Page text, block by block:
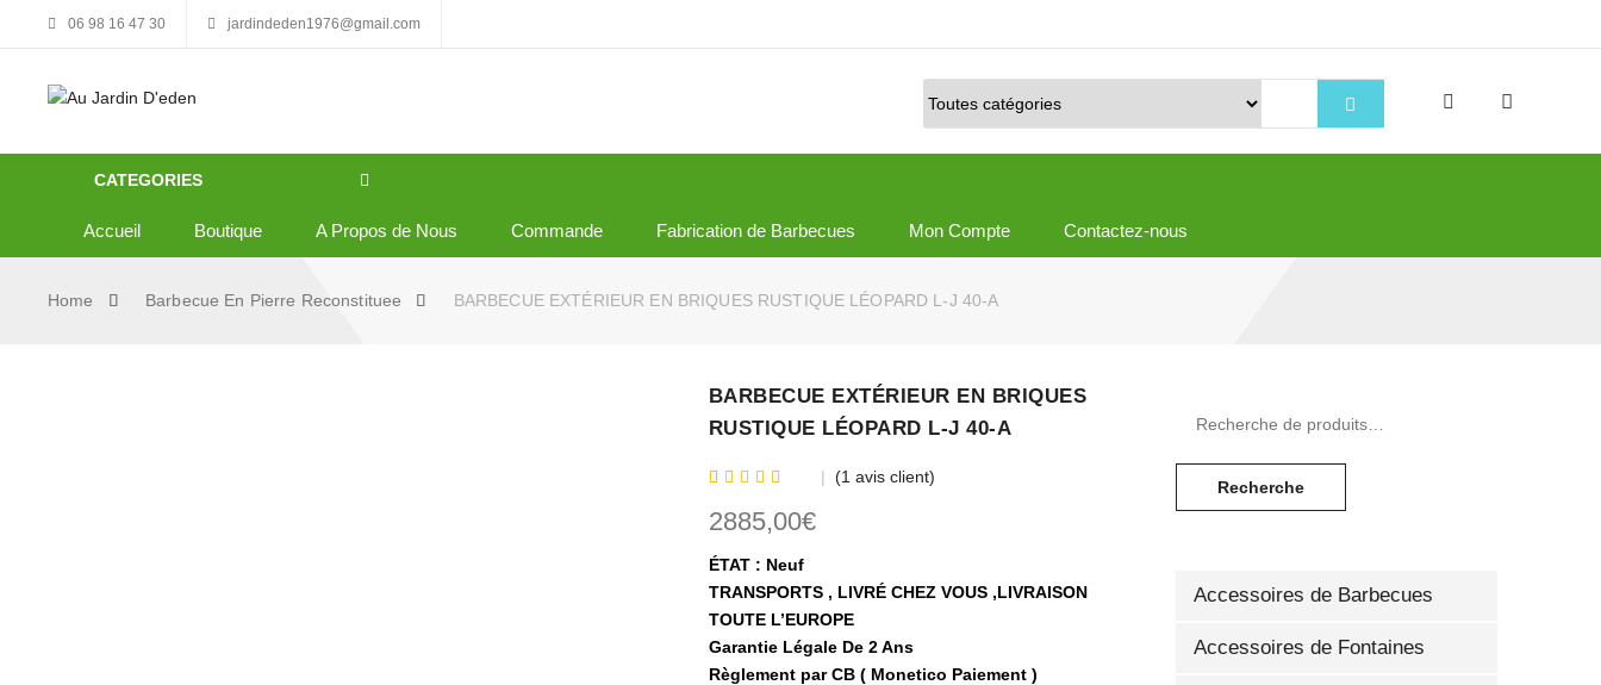
06 98 16 47 30 jardindeden1976@gmail.com
CATEGORIES
Accueil Boutique A Propos de Nous Commande Fabrication de Barbecues Mon Compte Contactez-nous
Home Barbecue En Pierre Reconstituee BARBECUE EXTÉRIEUR EN BRIQUES RUSTIQUE LÉOPARD L-J 40-A
BARBECUE EXTÉRIEUR EN BRIQUES
RUSTIQUE LÉOPARD L-J 40-A
5 basé sur
notation client
(1 avis client)
2885,00€
ÉTAT : Neuf
TRANSPORTS , LIVRÉ CHEZ VOUS ,LIVRAISON
TOUTE L’EUROPE
Garantie Légale De 2 Ans
Règlement par CB ( Monetico Paiement )
Recherche
Accessoires de Barbecues
Accessoires de Fontaines